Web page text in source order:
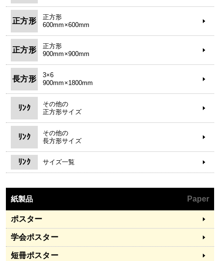
正方形
正方形
600mm×600mm
正方形
正方形
900mm×900mm
長方形
3×6
900mm×1800mm
ﾘﾝｸ
その他の
正方形サイズ
ﾘﾝｸ
その他の
長方形サイズ
ﾘﾝｸ サイズ一覧
紙製品 Paper
ポスター
学会ポスター
短冊ポスター